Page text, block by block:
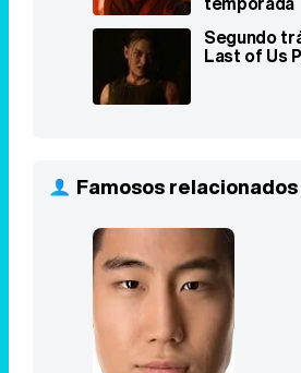
Famosos relacionados
Young Mazino